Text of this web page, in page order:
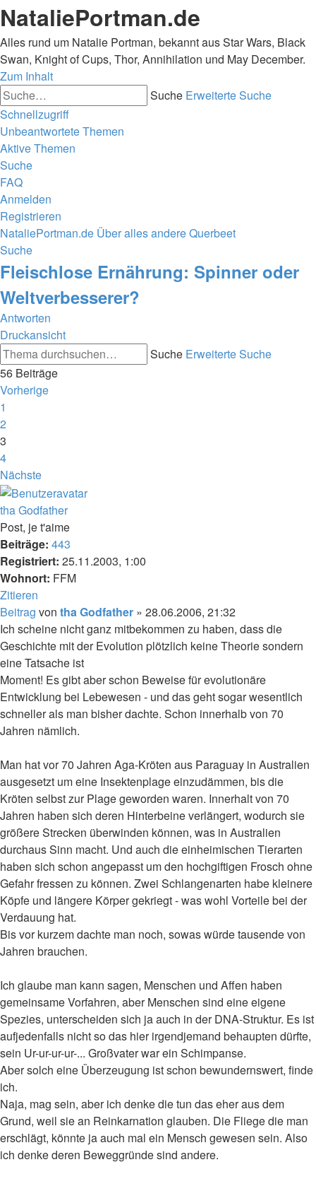
NataliePortman.de
Alles rund um Natalie Portman, bekannt aus Star Wars, Black
Swan, Knight of Cups, Thor, Annihilation und May December.
Zum Inhalt
Suche Erweiterte Suche
Schnellzugriff
Unbeantwortete Themen
Aktive Themen
Suche
FAQ
Anmelden
Registrieren
NataliePortman.de Über alles andereQuerbeet
Suche
Fleischlose Ernährung: Spinner oder
Weltverbesserer?
Antworten
Druckansicht
Suche Erweiterte Suche
56 Beiträge
Vorherige
1
2
3
4
Nächste
tha Godfather
Post, je t'aime
Beiträge: 443
Registriert: 25.11.2003, 1:00
Wohnort: FFM
Zitieren
Beitrag von tha Godfather » 28.06.2006, 21:32
Ich scheine nicht ganz mitbekommen zu haben, dass die
Geschichte mit der Evolution plötzlich keine Theorie sondern
eine Tatsache ist
Moment! Es gibt aber schon Beweise für evolutionäre
Entwicklung bei Lebewesen - und das geht sogar wesentlich
schneller als man bisher dachte. Schon innerhalb von 70
Jahren nämlich.
Man hat vor 70 Jahren Aga-Kröten aus Paraguay in Australien
ausgesetzt um eine Insektenplage einzudämmen, bis die
Kröten selbst zur Plage geworden waren. Innerhalt von 70
Jahren haben sich deren Hinterbeine verlängert, wodurch sie
größere Strecken überwinden können, was in Australien
durchaus Sinn macht. Und auch die einheimischen Tierarten
haben sich schon angepasst um den hochgiftigen Frosch ohne
Gefahr fressen zu können. Zwei Schlangenarten habe kleinere
Köpfe und längere Körper gekriegt - was wohl Vorteile bei der
Verdauung hat.
Bis vor kurzem dachte man noch, sowas würde tausende von
Jahren brauchen.
Ich glaube man kann sagen, Menschen und Affen haben
gemeinsame Vorfahren, aber Menschen sind eine eigene
Spezies, unterscheiden sich ja auch in der DNA-Struktur. Es ist
aufjedenfalls nicht so das hier irgendjemand behaupten dürfte,
sein Ur-ur-ur-ur-... Großvater war ein Schimpanse.
Aber solch eine Überzeugung ist schon bewundernswert, finde
ich.
Naja, mag sein, aber ich denke die tun das eher aus dem
Grund, weil sie an Reinkarnation glauben. Die Fliege die man
erschlägt, könnte ja auch mal ein Mensch gewesen sein. Also
ich denke deren Beweggründe sind andere.